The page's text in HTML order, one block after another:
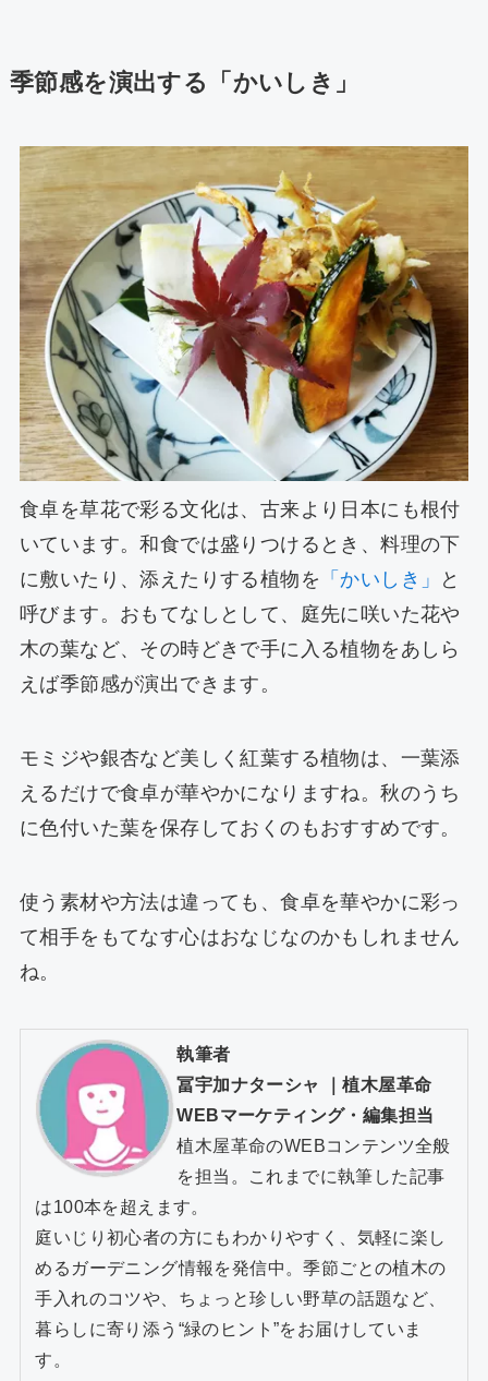
季節感を演出する「かいしき」
食卓を草花で彩る文化は、古来より日本にも根付
いています。和食では盛りつけるとき、料理の下
に敷いたり、添えたりする植物を 「かいしき」
と
呼びます。おもてなしとして、庭先に咲いた花や
木の葉など、その時どきで手に入る植物をあしら
えば季節感が演出できます。
モミジや銀杏など美しく紅葉する植物は、一葉添
えるだけで食卓が華やかになりますね。秋のうち
に色付いた葉を保存しておくのもおすすめです。
使う素材や方法は違っても、食卓を華やかに彩っ
て相手をもてなす心はおなじなのかもしれません
ね。
執筆者
冨宇加ナターシャ
｜植木屋革命
WEBマーケティング・編集担当
植木屋革命のWEBコンテンツ全般
を担当。これまでに執筆した記事
は100本を超えます。
庭いじり初心者の方にもわかりやすく、気軽に楽し
めるガーデニング情報を発信中。季節ごとの植木の
手入れのコツや、ちょっと珍しい野草の話題など、
暮らしに寄り添う“緑のヒント”をお届けしていま
す。